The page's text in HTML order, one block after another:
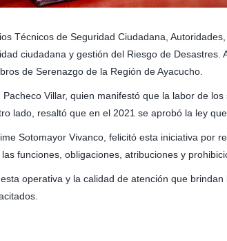
Técnicos de Seguridad Ciudadana,
ciudadana y gestión del Riesgo de
de Serenazgo de la Región de Ayacucho.
Villar, quien manifestó que la labor de
lado, resaltó que en el 2021 se aprobó la ley
Sotomayor Vivanco, felicitó esta iniciativa por
funciones, obligaciones, atribuciones y
operativa y la calidad de atención que